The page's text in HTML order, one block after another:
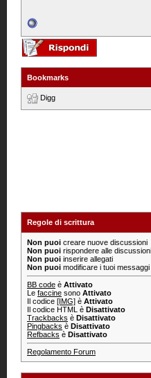
Bookmarks
Digg
Regole di scrittura
Non puoi creare nuove discussioni
Non puoi rispondere alle discussioni
Non puoi inserire allegati
Non puoi modificare i tuoi messaggi
BB code è Attivato
Le faccine sono Attivato
Il codice [IMG] è Attivato
Il codice HTML è Disattivato
Trackbacks è Disattivato
Pingbacks è Disattivato
Refbacks è Disattivato
Regolamento Forum